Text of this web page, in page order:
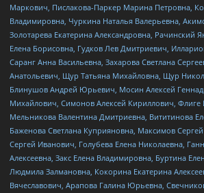
Маркович, Пислакова-Паркер Марина Петровна,
Владимировна, Чуркина Наталья Валерьевна,
Золотарева Екатерина Александровна, Рачинский
Елена Борисовна, Гудков Лев Дмитриевич,
Саранг Анна Васильевна, Захарова Светлана
Анатольевич, Щур Татьяна Михайловна, Щур
Блинушов Андрей Юрьевич, Мосин Алексей
Михайлович, Симонов Алексей Кириллович, Флиге
Мельникова Валентина Дмитриевна, Вититинова
Баженова Светлана Куприяновна, Максимов
Сергей Иванович, Голубева Елена Николаевна,
Алексеевна, Закс Елена Владимировна, Буртина
Людмила Залмановна, Кокорина Екатерина
Вячеславович, Арапова Галина Юрьевна,